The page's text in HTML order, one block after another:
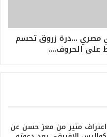
مصري ...درة زروق تحسم
على الحروف....
اعتراف مثير من معز حسن عن